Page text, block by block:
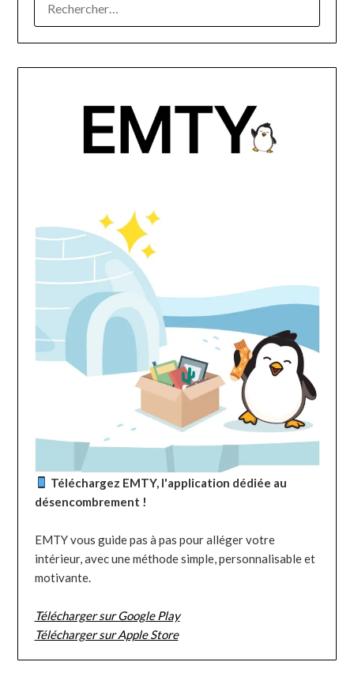
Téléchargez EMTY, l'application dédiée au
désencombrement !
EMTY vous guide pas à pas pour alléger votre
intérieur, avec une méthode simple, personnalisable et
motivante.
Télécharger sur Google Play
Télécharger sur Apple Store